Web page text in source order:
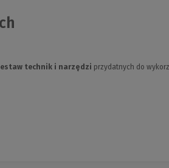
technik i narzędzi przydatnych do